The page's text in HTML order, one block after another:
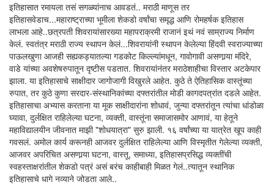
इतिहासात रमायला तसं सगळ्यांनाच आवडतं.. मराठी माणूस तर
इतिहासवेडाच...महाराष्ट्राच्या भूमीला शेकडो वर्षांचा समृद्ध आणि रोमहर्षक इतिहास
लाभला आहे..छत्रपती शिवरायांसारख्या महापराक्रमी राजानं इथं नवं साम्राज्य निर्माण
केलं. स्वतंत्र मराठी राज्य स्थापन केलं...शिवरायांनी स्थापन केलेल्या हिंदवी स्वराज्याच्या
पाऊलखुणा आजही सह्यकड्यातल्या गडकोट किल्ल्यांमधून, गावोगावी असणार्‍या मंदिरे,
वाडे यांच्या अवशेषरुपातून दृष्टीस पडतात. शिवरायांनंतर मराठेशाहीचा विस्तार अटकेपार
झाला. या इतिहासाचे साक्षीदार जागोजागी विखुरले आहेत. कुठे ते ऐतिहासिक वास्तूंच्या
रुपात, तर कुठे कुणा सरदार-संस्थानिकांच्या दफ्तरांतील मोडी कागदपत्रांत दडले आहेत.
इतिहासाचा अभ्यास करताना या मूक साक्षीदारांना शोधावं, जुन्या दफ्तरांतून त्यांचा धांडोळा
घ्यावा, दुर्लक्षित राहिलेल्या घटना, व्यक्ती, वास्तूंना समाजासमोर आणावं, या हेतूने
महाविद्यालयीन जीवनात माझी "शोधयात्रा" सुरु झाली. १६ वर्षांच्या या यात्रेत खूप काही
गवसलं. अमोल कार्य करूनही आजवर दुर्लक्षित राहिलेल्या आणि विस्मृतीत गेलेल्या व्यक्ती,
आजवर अपरिचित असणार्‍या घटना, वास्तू, समाध्या, इतिहासप्रसिद्ध व्यक्तींची
स्वहस्ताक्षरांतील शेकडो पत्रं असं बरंच काहीबाही मिळत गेलं..त्यातून स्थानिक
इतिहासाचे धागे नव्याने जोडता आले..